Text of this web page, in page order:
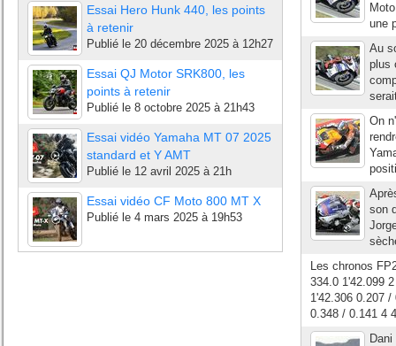
Essai Hero Hunk 440, les points
à retenir
Publié le 20 décembre 2025 à 12h27
Essai QJ Motor SRK800, les
points à retenir
Publié le 8 octobre 2025 à 21h43
Essai vidéo Yamaha MT 07 2025
standard et Y AMT
Publié le 12 avril 2025 à 21h
Essai vidéo CF Moto 800 MT X
Publié le 4 mars 2025 à 19h53
une
Au
plus
On
son
Les chronos
334.0 1'42.099
1'42.306 0.207
0.348 / 0.141 4